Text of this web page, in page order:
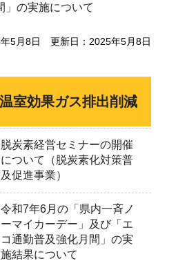
」の実施について
5月8日 更新日：2025年5月8日
温室効果ガス排出削減
脱炭素経営セミナーの開催
について（脱炭素化対策普
及促進事業）
令和7年6月の「県内一斉ノ
ーマイカーデー」及び「エ
コ通勤普及強化月間」の実
施結果について